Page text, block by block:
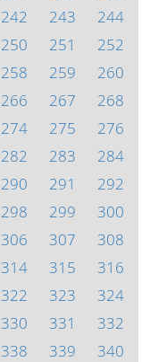
242 243
244
250 251
252
258 259
260
266 267
268
274 275
276
282 283
284
290 291
292
298 299
300
306 307
308
314 315
316
322 323
324
330 331
332
338 339
340